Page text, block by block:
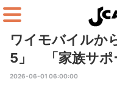
ワイモバイルか
5」 「家族サポ
2026-06-01 06:00:00